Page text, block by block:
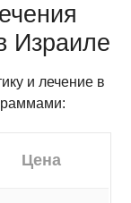
Израиле
и лечение в
Цена